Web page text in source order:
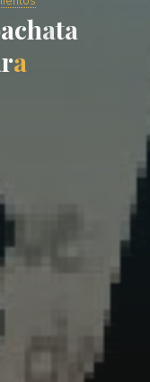
achat
ta
a
ra